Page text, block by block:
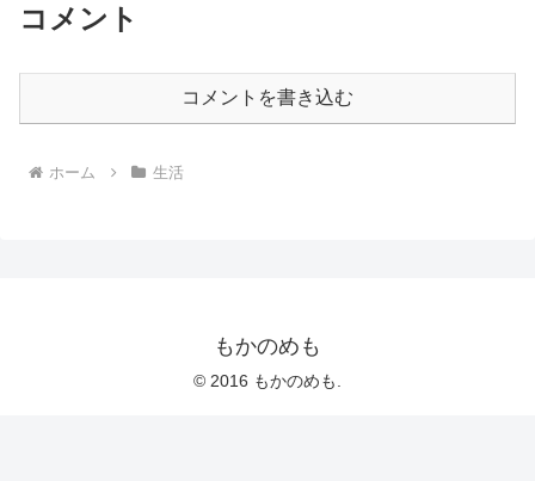
コメント
コメントを書き込む
ホーム 生活
もかのめも
© 2016 もかのめも.